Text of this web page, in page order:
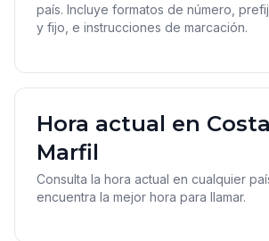
país. Incluye formatos de número,
y fijo, e instrucciones de marcación.
Hora actual en
Marfil
Consulta la hora actual en cualquier
encuentra la mejor hora para llamar.